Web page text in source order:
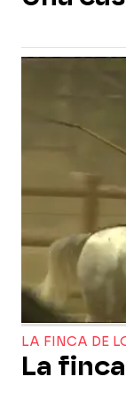
LA FINCA DE
La